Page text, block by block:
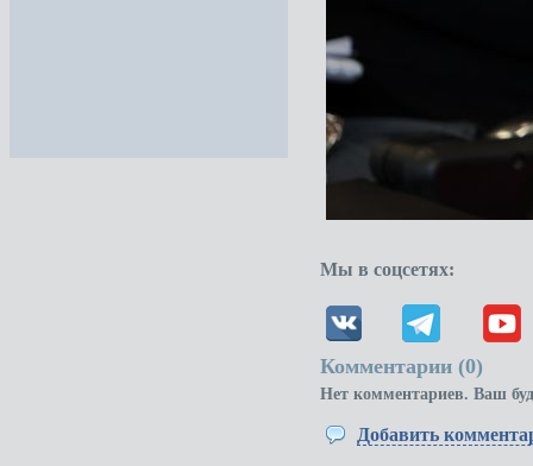
Мы в соцсетях:
Комментарии (0)
Нет комментариев. Ваш
Добавить